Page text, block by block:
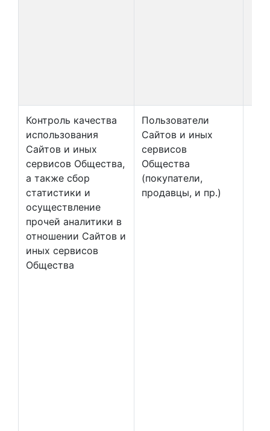
Контроль качества
использования
Сайтов и иных
сервисов Общества,
а также сбор
статистики и
осуществление
прочей аналитики в
отношении Сайтов и
иных сервисов
Общества
Пользователи
Сайтов и иных
сервисов
Общества
(покупатели,
продавцы, и пр.)